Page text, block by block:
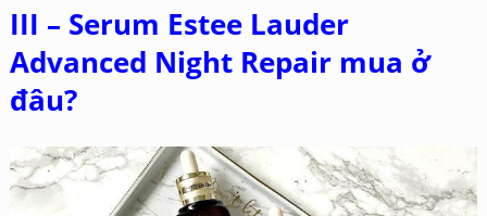
III – Serum Estee Lauder
Advanced Night Repair mua ở
đâu?